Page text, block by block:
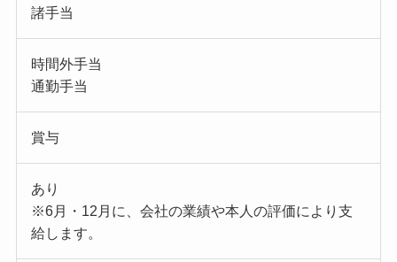
諸手当
時間外手当
通勤手当
賞与
あり
※6月・12月に、会社の業績や本人の評価により支
給します。